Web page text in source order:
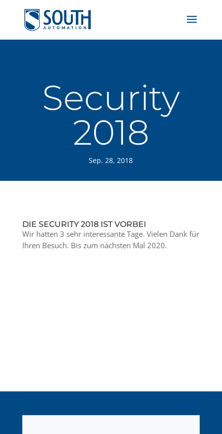
Security
2018
Sep. 28, 2018
DIE SECURITY 2018 IST VORBEI
Wir hatten 3 sehr interessante Tage. Vielen Dank für
Ihren Besuch. Bis zum nächsten Mal 2020.